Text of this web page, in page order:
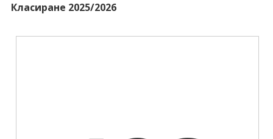
Класиране 2025/2026